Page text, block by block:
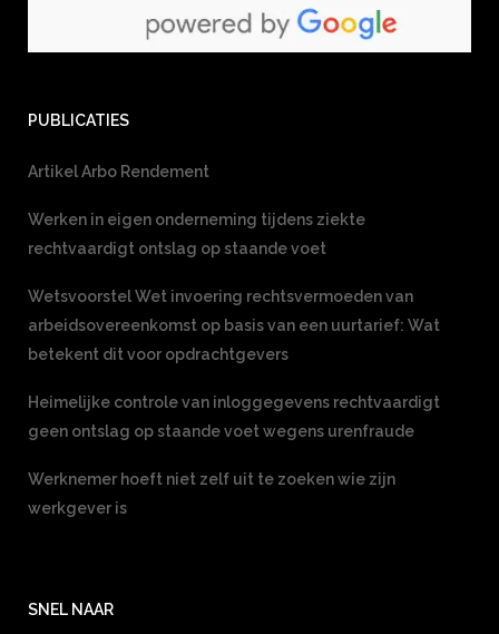
PUBLICATIES
Artikel Arbo Rendement
Werken in eigen onderneming tijdens ziekte
rechtvaardigt ontslag op staande voet
Wetsvoorstel Wet invoering rechtsvermoeden van
arbeidsovereenkomst op basis van een uurtarief: Wat
betekent dit voor opdrachtgevers
Heimelijke controle van inloggegevens rechtvaardigt
geen ontslag op staande voet wegens urenfraude
Werknemer hoeft niet zelf uit te zoeken wie zijn
werkgever is
SNEL NAAR